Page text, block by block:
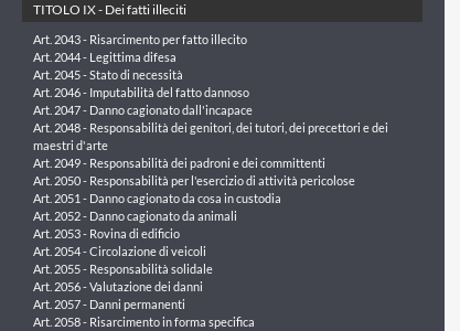
TITOLO IX - Dei fatti illeciti
Art. 2043 - Risarcimento per fatto illecito
Art. 2044 - Legittima difesa
Art. 2045 - Stato di necessità
Art. 2046 - Imputabilità del fatto dannoso
Art. 2047 - Danno cagionato dall'incapace
Art. 2048 - Responsabilità dei genitori, dei tutori, dei precettori e dei
maestri d'arte
Art. 2049 - Responsabilità dei padroni e dei committenti
Art. 2050 - Responsabilità per l'esercizio di attività pericolose
Art. 2051 - Danno cagionato da cosa in custodia
Art. 2052 - Danno cagionato da animali
Art. 2053 - Rovina di edificio
Art. 2054 - Circolazione di veicoli
Art. 2055 - Responsabilità solidale
Art. 2056 - Valutazione dei danni
Art. 2057 - Danni permanenti
Art. 2058 - Risarcimento in forma specifica